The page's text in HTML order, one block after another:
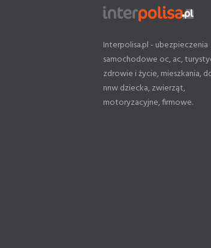
Interpolisa.pl - ubezpieczenia
samochodowe oc, ac,
zdrowie i życie, mieszkania,
nnw dziecka, zwierząt,
motoryzacyjne, firmowe.